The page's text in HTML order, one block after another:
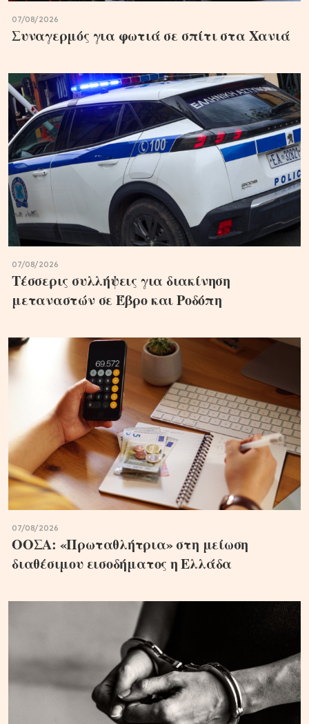
07/08/2026
Συναγερμός για φωτιά σε σπίτι στα Χανιά
07/08/2026
Τέσσερις συλλήψεις για διακίνηση
μεταναστών σε Έβρο και Ροδόπη
07/08/2026
ΟΟΣΑ: «Πρωταθλήτρια» στη μείωση
διαθέσιμου εισοδήματος η Ελλάδα